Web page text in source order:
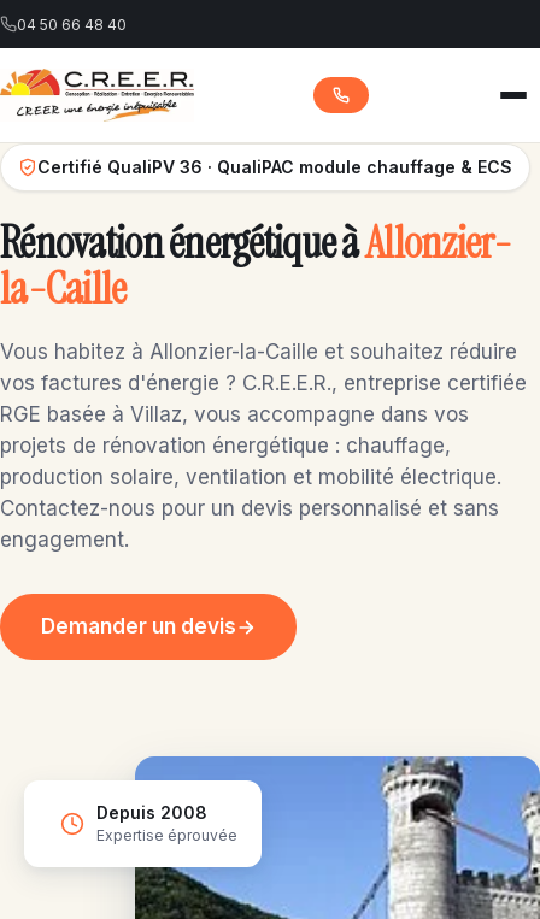
04 50 66 48 40
Accueil
Nos services
Nos réalisations
Contact
Recrutement
Demander un devis
Certifié QualiPV 36 · QualiPAC module chauffage & ECS
Rénovation énergétique àAllonzier-
la-Caille
Vous habitez à Allonzier-la-Caille et souhaitez réduire
vos factures d'énergie ? C.R.E.E.R., entreprise certifiée
RGE basée à Villaz, vous accompagne dans vos
projets de rénovation énergétique : chauffage,
production solaire, ventilation et mobilité électrique.
Contactez-nous pour un devis personnalisé et sans
engagement.
Demander un devis
Depuis 2008
Expertise éprouvée